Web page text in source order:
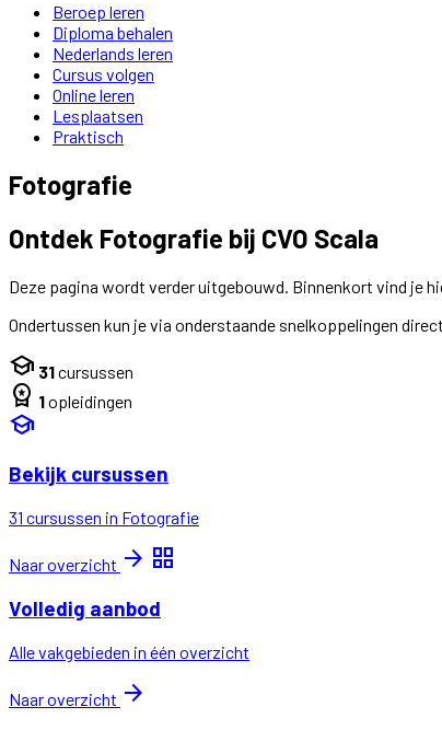
Beroep leren
Diploma behalen
Nederlands leren
Cursus volgen
Online leren
Lesplaatsen
Praktisch
Fotografie
Ontdek Fotografie bij CVO Scala
Deze pagina wordt verder uitgebouwd. Binnenkort vind je
Ondertussen kun je via onderstaande snelkoppelingen
school 31cursussen
workspace_premium 1opleidingen
school
Bekijk cursussen
31 cursussen in Fotografie
Naar overzicht arrow_forward grid_view
Volledig aanbod
Alle vakgebieden in één overzicht
Naar overzicht arrow_forward